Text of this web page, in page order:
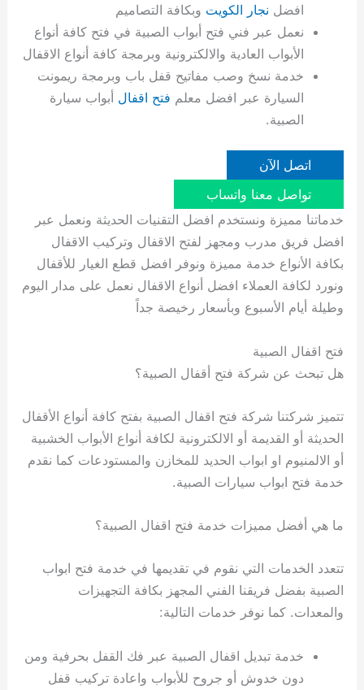
افضل نجار الكويت وبكافة التصاميم
نعمل عبر فني فتح أبواب الصبية في فتح كافة أنواع
الأبواب العادية والالكترونية وبرمجة كافة أنواع الاقفال
خدمة نسخ وصب مفاتيح قفل باب وبرمجة ريمونت
السيارة عبر افضل معلم فتح اقفال أبواب سيارة
الصبية.
اتصل الآن
تواصل معنا واتساب
خدماتنا مميزة ونستخدم افضل التقنيات الحديثة ونعمل عبر
افضل فريق مدرب ومجهز لفتح الاقفال وتركيب الاقفال
بكافة الأنواع خدمة مميزة ونوفر افضل قطع الغيار للأقفال
ونورد لكافة العملاء افضل أنواع الاقفال نعمل على مدار اليوم
وطيلة أيام الأسبوع وبأسعار رخيصة جداً
فتح اقفال الصبية
هل تبحث عن شركة فتح أقفال الصبية؟
تتميز شركتنا شركة فتح اقفال الصبية بفتح كافة أنواع الأقفال
الحديثة أو القديمة أو الالكترونية لكافة أنواع الأبواب الخشبية
أو الالمنيوم او ابواب الحديد للمخازن والمستودعات كما نقدم
خدمة فتح ابواب سيارات الصبية.
ما هي أفضل مميزات خدمة فتح اقفال الصبية؟
تتعدد الخدمات التي نقوم في تقديمها في خدمة فتح ابواب
الصبية بفضل فريقنا الفني المجهز بكافة التجهيزات
والمعدات. كما نوفر خدمات التالية:
خدمة تبديل اقفال الصبية عبر فك القفل بحرفية ومن
دون خدوش أو جروح للأبواب واعادة تركيب قفل